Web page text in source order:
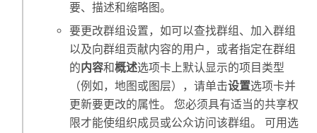
要、描述和缩略图。
要更改群组设置，如可以查找群组、加入群组
以及向群组贡献内容的用户，或者指定在群组
的内容和概述选项卡上默认显示的项目类型
（例如，地图或图层），请单击设置选项卡并
更新要更改的属性。您必须具有适当的共享权
限才能使组织成员或公众访问该群组。 可用选